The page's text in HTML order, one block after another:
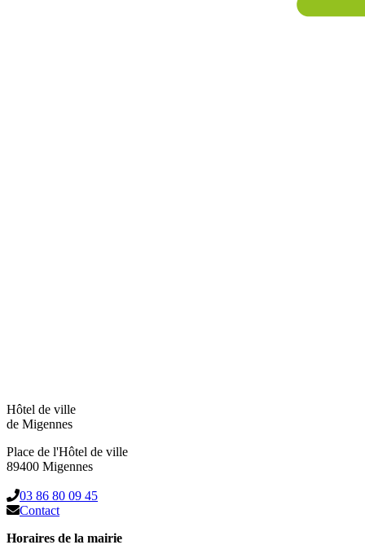
Hôtel de ville
de Migennes
Place de l'Hôtel de ville
89400 Migennes
03 86 80 09 45
Contact
Horaires de la mairie